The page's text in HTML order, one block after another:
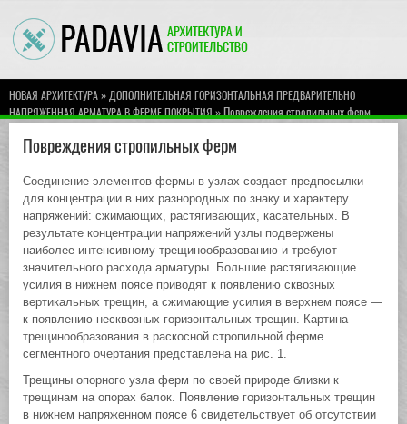
НОВАЯ АРХИТЕКТУРА» ДОПОЛНИТЕЛЬНАЯ ГОРИЗОНТАЛЬНАЯ ПРЕДВАРИТЕЛЬНО
НАПРЯЖЕННАЯ АРМАТУРА В ФЕРМЕ ПОКРЫТИЯ» Повреждения стропильных ферм
Повреждения стропильных ферм
Соединение элементов фермы в узлах создает предпосылки
для концентрации в них разнородных по знаку и характеру
напряжений: сжимающих, растягивающих, касательных. В
результате концентрации напряжений узлы подвержены
наиболее интенсивному трещинообразованию и требуют
значительного расхода арматуры. Большие растягивающие
усилия в нижнем поясе приводят к появлению сквозных
вертикальных трещин, а сжимающие усилия в верхнем поясе —
к появлению несквозных горизонтальных трещин. Картина
трещинообразования в раскосной стропильной ферме
сегментного очертания представлена на рис. 1.
Трещины опорного узла ферм по своей природе близки к
трещинам на опорах балок. Появление горизонтальных трещин
в нижнем напряженном поясе 6 свидетельствует об отсутствии